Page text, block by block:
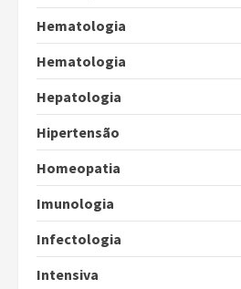
Hematologia
Hematologia
Hepatologia
Hipertensão
Homeopatia
Imunologia
Infectologia
Intensiva